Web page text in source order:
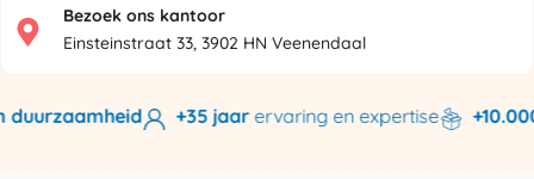
Bezoek ons kantoor
Einsteinstraat 33, 3902 HN Veenendaal
+35 jaarervaring en expertise +10.000